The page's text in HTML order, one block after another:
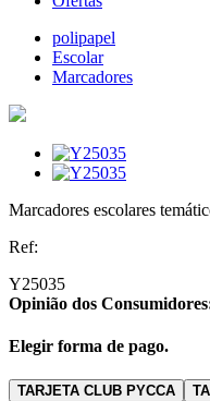
polipapel
Escolar
Marcadores
Marcadores escolares
Ref:
Y25035
Opinião dos
Elegir forma de pago.
TARJETA CLUB PYCCA